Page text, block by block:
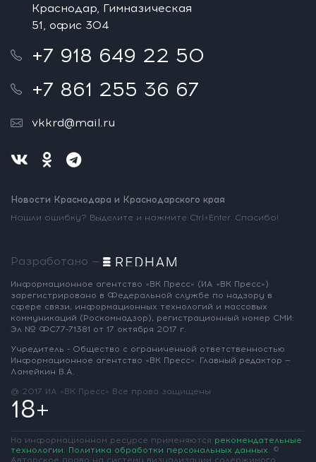
Краснодар, Гимназическая
51, офис 304
+7 918 649 22 50
+7 861 255 36 67
vkkrd@mail.ru
Новости Краснодара и Краснодарского края
Нашли ошибку? Выделите и нажмите Ctrl+Enter. Спасибо!
Разработано —
Информационное агентство «ВК Пресс» (ИА «ВК Пресс»)
зарегистрировано в Федеральной службе по надзору в
сфере связи, информационных технологий и массовых
коммуникаций (Роскомнадзор), регистрационный номер СМИ:
Эл № ФС77-71381 от 17 октября 2017 г.
Учредитель - Общество с ограниченной ответственностью
Информационное агентство «ВК Пресс».
Главный редактор —
Ламейкин В.А.
@ 2017 ИА «ВК Пресс» Все права защищены
18+
На информационном ресурсе применяются рекомендательные
технологии
Политика обработки персональных данных
©
Авторское право на систему визуализации содержимого